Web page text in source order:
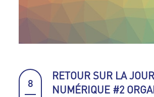
8
RETOUR SUR LA
NUMÉRIQUE #2